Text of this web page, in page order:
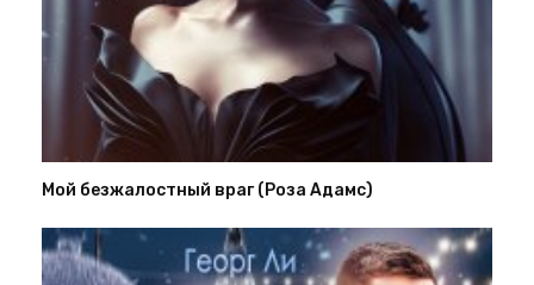
Мой безжалостный враг (Роза Адамс)